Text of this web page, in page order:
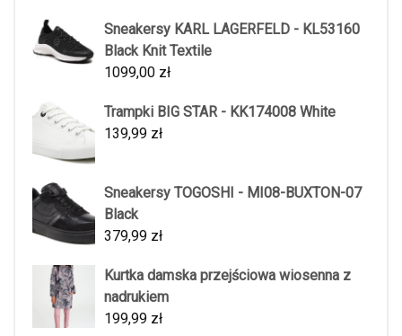
Sneakersy KARL LAGERFELD - KL53160
Black Knit Textile
1099,00 zł
Trampki BIG STAR - KK174008 White
139,99 zł
Sneakersy TOGOSHI - MI08-BUXTON-07
Black
379,99 zł
Kurtka damska przejściowa wiosenna z
nadrukiem
199,99 zł